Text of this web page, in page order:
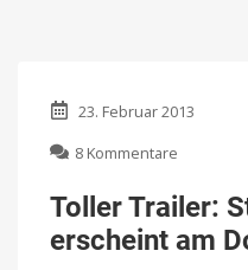
23. Februar 2013
8 Kommentare
Trailer:
Star
Wars
Toller Trailer:
erscheint am